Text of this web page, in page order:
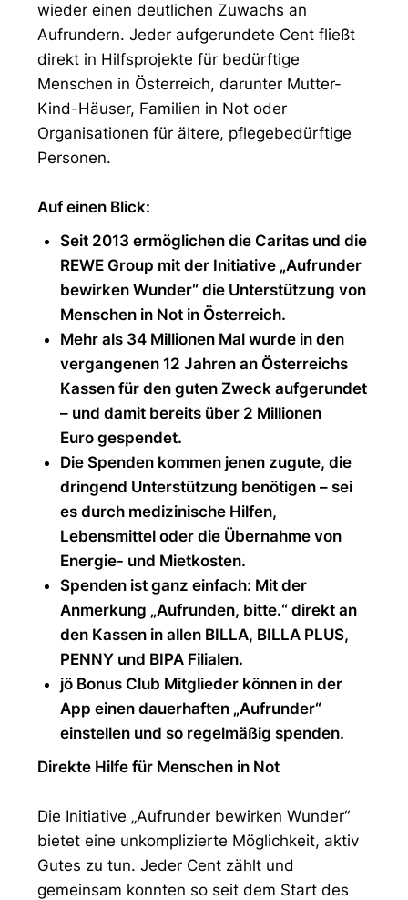
wieder einen deutlichen Zuwachs an
Aufrundern. Jeder aufgerundete Cent fließt
direkt in Hilfsprojekte für bedürftige
Menschen in Österreich, darunter Mutter-
Kind-Häuser, Familien in Not oder
Organisationen für ältere, pflegebedürftige
Personen.
Auf einen Blick:
Seit 2013 ermöglichen die Caritas und die
REWE Group mit der Initiative „Aufrunder
bewirken Wunder“ die Unterstützung von
Menschen in Not in Österreich.
Mehr als 34 Millionen Mal wurde in den
vergangenen 12 Jahren an Österreichs
Kassen für den guten Zweck aufgerundet
– und damit bereits über 2 Millionen
Euro gespendet.
Die Spenden kommen jenen zugute, die
dringend Unterstützung benötigen – sei
es durch medizinische Hilfen,
Lebensmittel oder die Übernahme von
Energie- und Mietkosten.
Spenden ist ganz einfach: Mit der
Anmerkung „Aufrunden, bitte.“ direkt an
den Kassen in allen BILLA, BILLA PLUS,
PENNY und BIPA Filialen.
jö Bonus Club Mitglieder können in der
App einen dauerhaften „Aufrunder“
einstellen und so regelmäßig spenden.
Direkte Hilfe für Menschen in Not
Die Initiative „Aufrunder bewirken Wunder“
bietet eine unkomplizierte Möglichkeit, aktiv
Gutes zu tun. Jeder Cent zählt und
gemeinsam konnten so seit dem Start des